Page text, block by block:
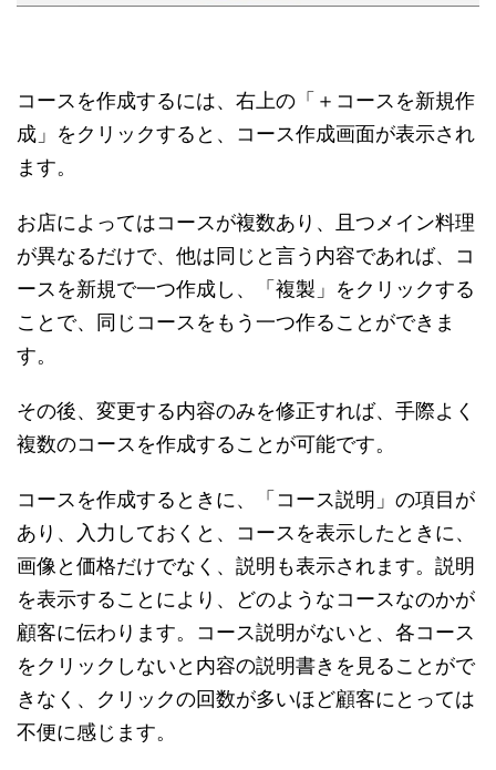
コースを作成するには、右上の「＋コースを新規作
成」をクリックすると、コース作成画面が表示され
ます。
お店によってはコースが複数あり、且つメイン料理
が異なるだけで、他は同じと言う内容であれば、コ
ースを新規で一つ作成し、「複製」をクリックする
ことで、同じコースをもう一つ作ることができま
す。
その後、変更する内容のみを修正すれば、手際よく
複数のコースを作成することが可能です。
コースを作成するときに、「コース説明」の項目が
あり、入力しておくと、コースを表示したときに、
画像と価格だけでなく、説明も表示されます。説明
を表示することにより、どのようなコースなのかが
顧客に伝わります。コース説明がないと、各コース
をクリックしないと内容の説明書きを見ることがで
きなく、クリックの回数が多いほど顧客にとっては
不便に感じます。